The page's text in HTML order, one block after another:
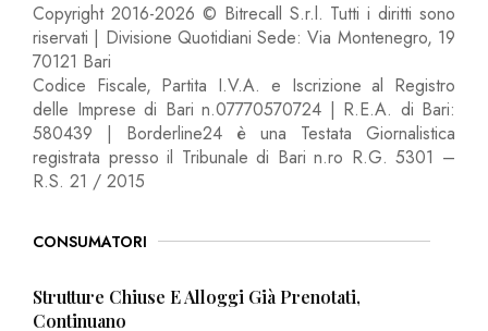
Copyright 2016-2026 © Bitrecall S.r.l. Tutti i diritti sono
riservati | Divisione Quotidiani Sede: Via Montenegro, 19
70121 Bari
Codice Fiscale, Partita I.V.A. e Iscrizione al Registro
delle Imprese di Bari n.07770570724 | R.E.A. di Bari:
580439 | Borderline24 è una Testata Giornalistica
registrata presso il Tribunale di Bari n.ro R.G. 5301 –
R.S. 21 / 2015
CONSUMATORI
Strutture Chiuse E Alloggi Già Prenotati,
Continuano